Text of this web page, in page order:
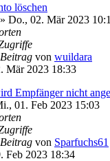
löschen
» Do., 02. Mär 2023
von wuildara
Mär 2023 18:33
Empfänger nicht
01. Feb 2023 15:03
von Sparfuchs61
Feb 2023 18:34